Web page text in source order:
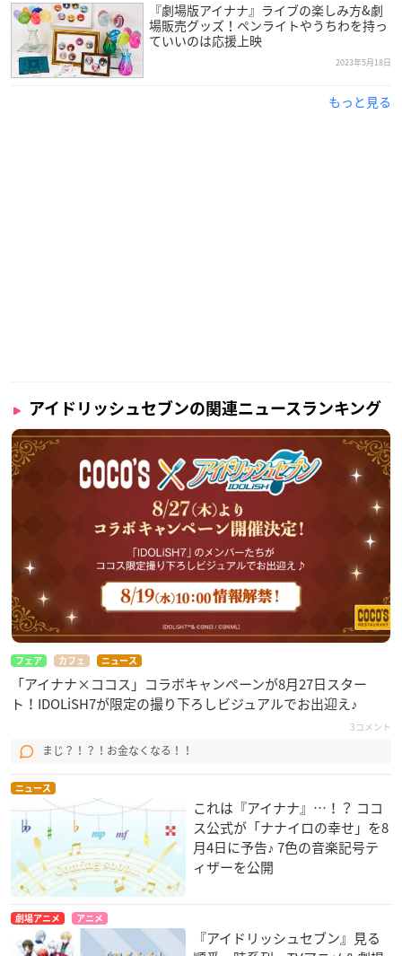
『劇場版アイナナ』ライブの楽しみ方&劇
場販売グッズ！ペンライトやうちわを持っ
ていいのは応援上映
2023年5月18日
もっと見る
アイドリッシュセブンの関連ニュースランキング
フェア カフェ ニュース
「アイナナ×ココス」コラボキャンペーンが8月27日スター
ト！IDOLiSH7が限定の撮り下ろしビジュアルでお出迎え♪
3コメント
まじ？！？！お金なくなる！！
ニュース
これは『アイナナ』…！？ ココ
ス公式が「ナナイロの幸せ」を8
月4日に予告♪ 7色の音楽記号テ
ィザーを公開
劇場アニメ アニメ
『アイドリッシュセブン』見る